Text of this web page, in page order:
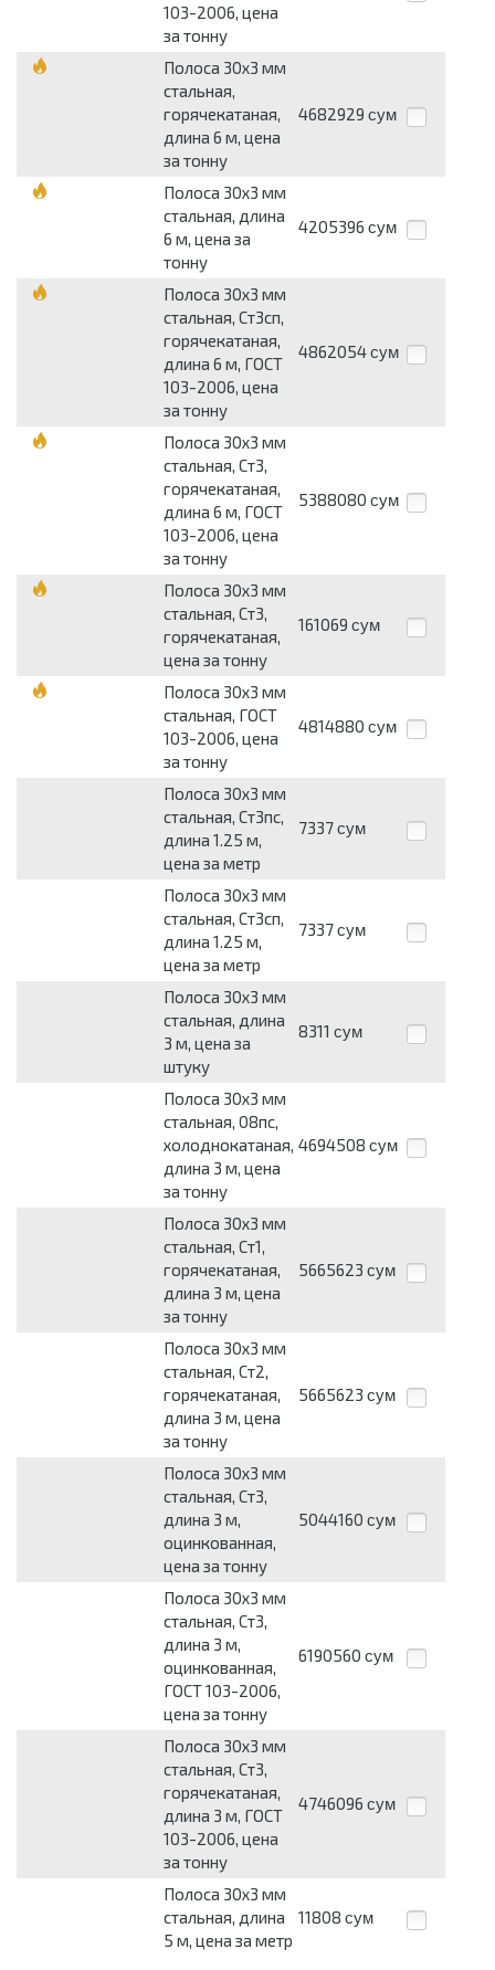
103-2006, цена
за тонну
Полоса 30х3 мм
стальная,
горячекатаная,
длина 6 м, цена
за тонну
4682929 сум
Полоса 30х3 мм
стальная, длина
6 м, цена за
тонну
4205396 сум
Полоса 30х3 мм
стальная, Ст3сп,
горячекатаная,
длина 6 м, ГОСТ
103-2006, цена
за тонну
4862054 сум
Полоса 30х3 мм
стальная, Ст3,
горячекатаная,
длина 6 м, ГОСТ
103-2006, цена
за тонну
5388080 сум
Полоса 30х3 мм
стальная, Ст3,
горячекатаная,
цена за тонну
161069 сум
Полоса 30х3 мм
стальная, ГОСТ
103-2006, цена
за тонну
4814880 сум
Полоса 30х3 мм
стальная, Ст3пс,
длина 1.25 м,
цена за метр
7337 сум
Полоса 30х3 мм
стальная, Ст3сп,
длина 1.25 м,
цена за метр
7337 сум
Полоса 30х3 мм
стальная, длина
3 м, цена за
штуку
8311 сум
Полоса 30х3 мм
стальная, 08пс,
холоднокатаная,
длина 3 м, цена
за тонну
4694508 сум
Полоса 30х3 мм
стальная, Ст1,
горячекатаная,
длина 3 м, цена
за тонну
5665623 сум
Полоса 30х3 мм
стальная, Ст2,
горячекатаная,
длина 3 м, цена
за тонну
5665623 сум
Полоса 30х3 мм
стальная, Ст3,
длина 3 м,
оцинкованная,
цена за тонну
5044160 сум
Полоса 30х3 мм
стальная, Ст3,
длина 3 м,
оцинкованная,
ГОСТ 103-2006,
цена за тонну
6190560 сум
Полоса 30х3 мм
стальная, Ст3,
горячекатаная,
длина 3 м, ГОСТ
103-2006, цена
за тонну
4746096 сум
Полоса 30х3 мм
стальная, длина
5 м, цена за метр
11808 сум